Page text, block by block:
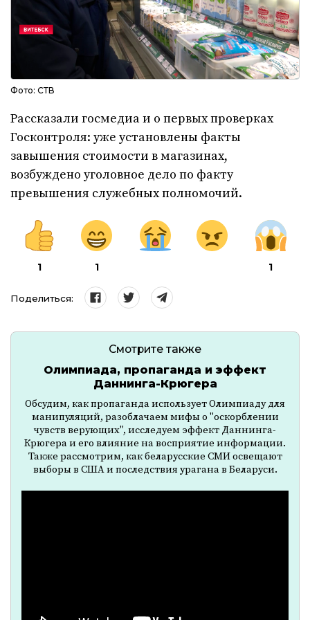
Фото: СТВ
Рассказали госмедиа и о первых проверках
Госконтроля: уже установлены факты
завышения стоимости в магазинах,
возбуждено уголовное дело по факту
превышения служебных полномочий.
1 1 1
Поделиться:
Смотрите также
Олимпиада, пропаганда и эффект
Даннинга-Крюгера
Обсудим, как пропаганда использует Олимпиаду для
манипуляций, разоблачаем мифы о "оскорблении
чувств верующих", исследуем эффект Даннинга-
Крюгера и его влияние на восприятие информации.
Также рассмотрим, как беларусские СМИ освещают
выборы в США и последствия урагана в Беларуси.